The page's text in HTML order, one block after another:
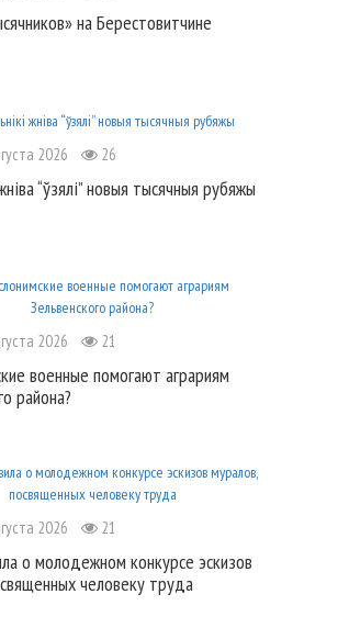
на Берестовитчине
2026 26
“ўзялі” новыя тысячныя рубяжы
2026 21
военные помогают аграриям
района?
2026 21
о молодежном конкурсе эскизов
человеку труда